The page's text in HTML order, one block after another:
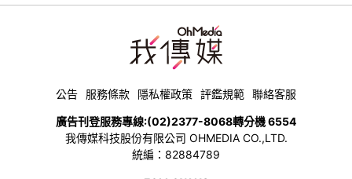
公告 服務條款 隱私權政策 評鑑規範 聯絡客服
廣告刊登服務專線:(02)2377-8068轉分機 6554
我傳媒科技股份有限公司 OHMEDIA CO.,LTD.
統編：82884789